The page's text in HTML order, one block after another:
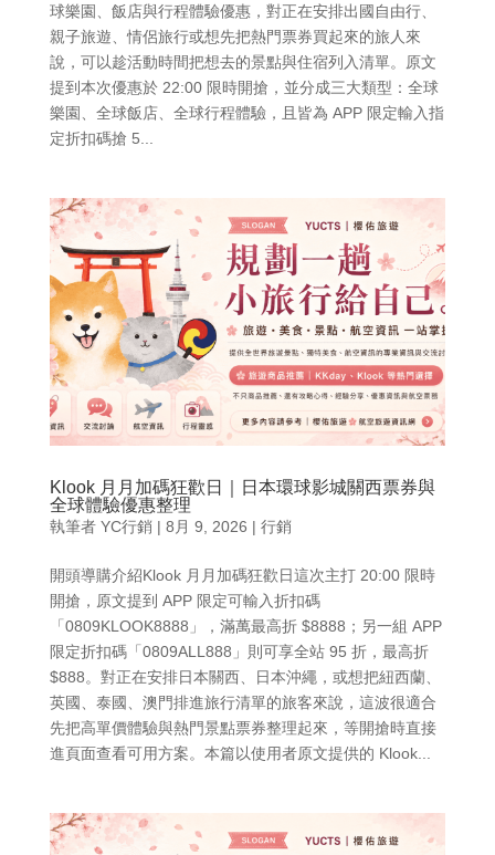
球樂園、飯店與行程體驗優惠，對正在安排出國自由行、
親子旅遊、情侶旅行或想先把熱門票券買起來的旅人來
說，可以趁活動時間把想去的景點與住宿列入清單。原文
提到本次優惠於 22:00 限時開搶，並分成三大類型：全球
樂園、全球飯店、全球行程體驗，且皆為 APP 限定輸入指
定折扣碼搶 5...
Klook 月月加碼狂歡日｜日本環球影城關西票券與
全球體驗優惠整理
執筆者 YC行銷| 8月 9, 2026 | 行銷
開頭導購介紹Klook 月月加碼狂歡日這次主打 20:00 限時
開搶，原文提到 APP 限定可輸入折扣碼
「0809KLOOK8888」，滿萬最高折 $8888；另一組 APP
限定折扣碼「0809ALL888」則可享全站 95 折，最高折
$888。對正在安排日本關西、日本沖繩，或想把紐西蘭、
英國、泰國、澳門排進旅行清單的旅客來說，這波很適合
先把高單價體驗與熱門景點票券整理起來，等開搶時直接
進頁面查看可用方案。本篇以使用者原文提供的 Klook...